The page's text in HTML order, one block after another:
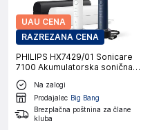
UAU CENA
RAZREZANA CENA
PHILIPS HX7429/01 Sonicare
7100 Akumulatorska sonična
zobna ščetka, 2 v kompletu
Na zalogi
Prodajalec Big Bang
Brezplačna poštnina za člane
kluba